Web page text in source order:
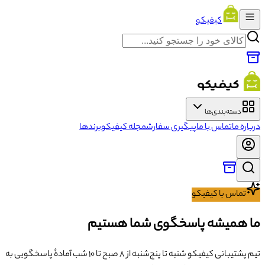
کیفیکو
دسته‌بندی‌ها
درباره ماتماس با ماپیگیری سفارشمجله کیفیکوبرندها
تماس با کیفیکو
ما همیشه پاسخگوی شما هستیم
تیم پشتیبانی کیفیکو شنبه تا پنج‌شنبه از ۸ صبح تا ۱۰ شب آمادهٔ پاسخگویی به